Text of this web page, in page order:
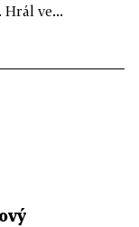
Hrál ve...